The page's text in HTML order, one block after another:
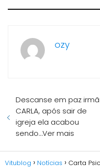
ozy
Descanse em paz irmã
CARLA, após sair de
igreja ela acabou
sendo…Ver mais
Vitublog Notícias Carta